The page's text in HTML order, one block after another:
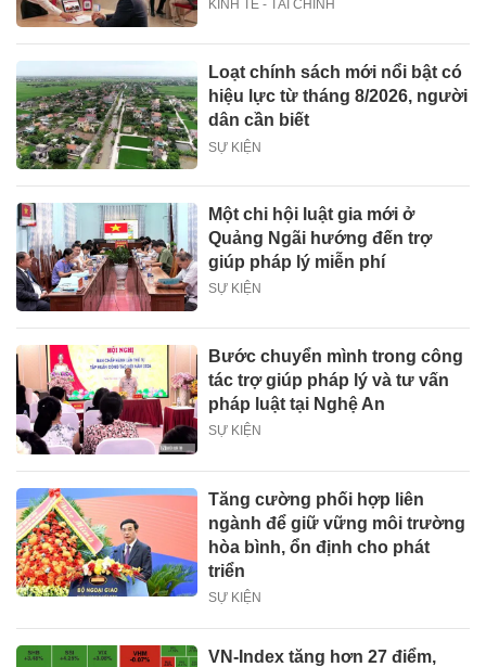
KINH TẾ - TÀI CHÍNH
Loạt chính sách mới nổi bật có
hiệu lực từ tháng 8/2026, người
dân cần biết
SỰ KIỆN
Một chi hội luật gia mới ở
Quảng Ngãi hướng đến trợ
giúp pháp lý miễn phí
SỰ KIỆN
Bước chuyển mình trong công
tác trợ giúp pháp lý và tư vấn
pháp luật tại Nghệ An
SỰ KIỆN
Tăng cường phối hợp liên
ngành để giữ vững môi trường
hòa bình, ổn định cho phát
triển
SỰ KIỆN
VN-Index tăng hơn 27 điểm,